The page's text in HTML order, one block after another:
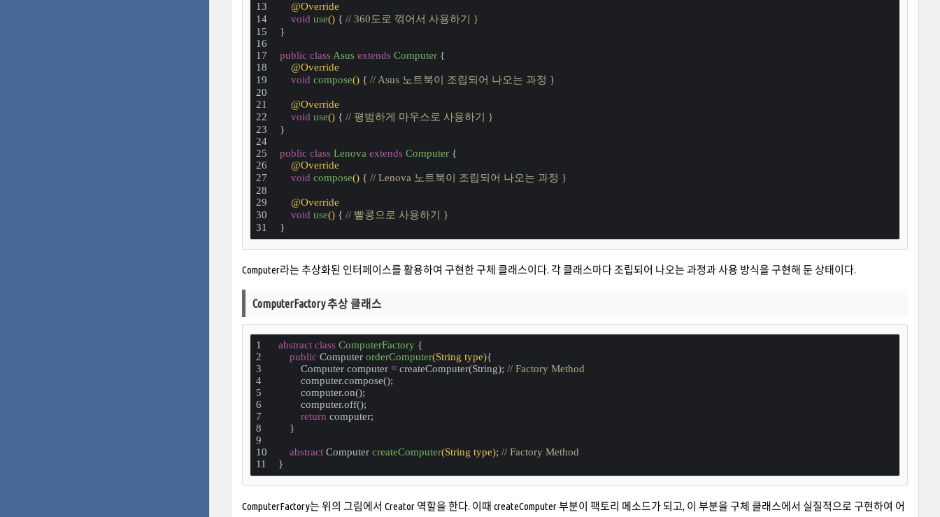
@Override
void use() { // 360도로 꺾어서 사용하기 }
}
public class Asus extends Computer {
@Override
void compose() { // Asus 노트북이 조립되어 나오는 과정 }
@Override
void use() { // 평범하게 마우스로 사용하기 }
}
public class Lenova extends Computer {
@Override
void compose() { // Lenova 노트북이 조립되어 나오는 과정 }
@Override
void use() { // 빨콩으로 사용하기 }
}
Computer라는 추상화된 인터페이스를 활용하여 구현한 구체 클래스이다. 각 클래스마다 조립되어 나오는 과정과 사용 방식을 구현해 둔 상태이다.
ComputerFactory 추상 클래스
abstract class ComputerFactory {
public Computer orderComputer(String type){
        Computer computer = createComputer(String);
// Factory Method
        computer.compose();
        computer.on();
        computer.off();
return computer;
    }
abstract Computer createComputer(String type); // Factory Method
}
ComputerFactory는 위의 그림에서 Creator 역할을 한다. 이때 createComputer 부분이 팩토리 메소드가 되고, 이 부분을 구체 클래스에서 실질적으로 구현하여 어